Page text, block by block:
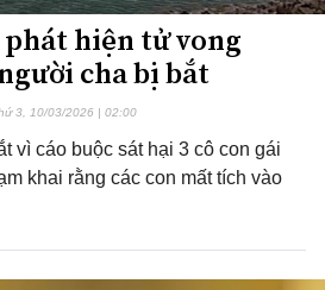
phát hiện tử vong
cha bị bắt
3, 10/03/2026 | 02:00
vì cáo buộc sát hại 3 cô con gái
khai rằng các con mất tích vào